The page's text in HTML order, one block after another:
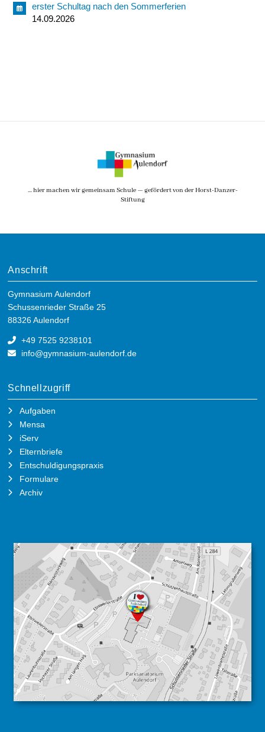
erster Schultag nach den Sommerferien
14.09.2026
… hier machen wir gemeinsam Schule — gefördert von der Horst-Danzer-
Stiftung
Anschrift
Gymnasium Aulendorf
Schussenrieder Straße 25
88326 Aulendorf
+49 7525 9238101
info@gymnasium-aulendorf.de
Schnellzugriff
Aufgaben
Mensa
iServ
Elternbriefe
Entschuldigungspraxis
Formulare
Archiv